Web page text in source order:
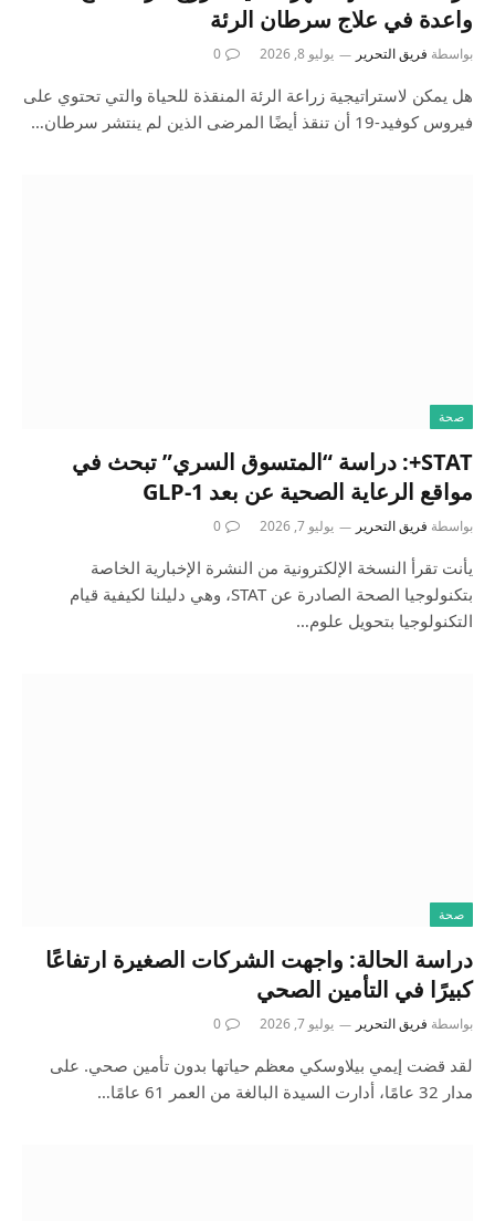
واعدة في علاج سرطان الرئة
بواسطة فريق التحرير يوليو 8, 2026 0
هل يمكن لاستراتيجية زراعة الرئة المنقذة للحياة والتي تحتوي على
فيروس كوفيد-19 أن تنقذ أيضًا المرضى الذين لم ينتشر سرطان…
صحة
STAT+: دراسة “المتسوق السري” تبحث في
مواقع الرعاية الصحية عن بعد GLP-1
بواسطة فريق التحرير يوليو 7, 2026 0
يأنت تقرأ النسخة الإلكترونية من النشرة الإخبارية الخاصة
بتكنولوجيا الصحة الصادرة عن STAT، وهي دليلنا لكيفية قيام
التكنولوجيا بتحويل علوم…
صحة
دراسة الحالة: واجهت الشركات الصغيرة ارتفاعًا
كبيرًا في التأمين الصحي
بواسطة فريق التحرير يوليو 7, 2026 0
لقد قضت إيمي بيلاوسكي معظم حياتها بدون تأمين صحي. على
مدار 32 عامًا، أدارت السيدة البالغة من العمر 61 عامًا…